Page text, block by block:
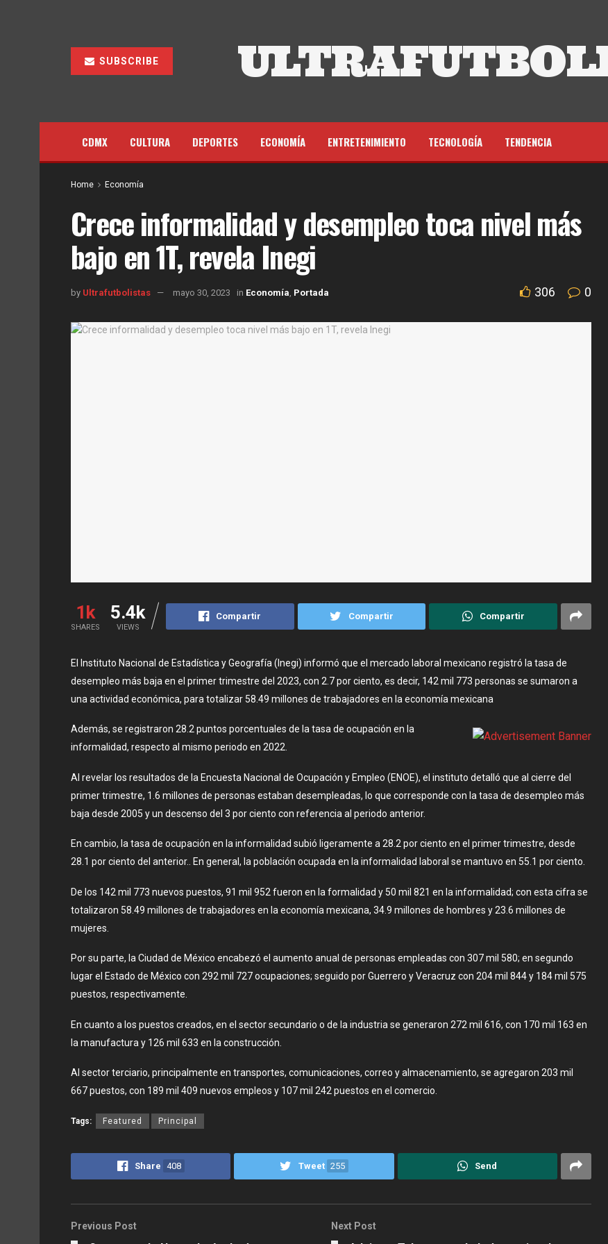
SUBSCRIBE
CDMX CULTURA DEPORTES ECONOMÍA ENTRETENIMIENTO TECNOLOGÍA TENDENCIA
Home Economía
Crece informalidad y desempleo toca nivel más
bajo en 1T, revela Inegi
by Ultrafutbolistas mayo 30, 2023 in Economía Portada 306 0
1k
SHARES
5.4k
VIEWS
Compartir Compartir Compartir
El Instituto Nacional de Estadística y Geografía (Inegi) informó que el mercado laboral mexicano registró la tasa de
desempleo más baja en el primer trimestre del 2023, con 2.7 por ciento, es decir, 142 mil 773 personas se sumaron a
una actividad económica, para totalizar 58.49 millones de trabajadores en la economía mexicana
Además, se registraron 28.2 puntos porcentuales de la tasa de ocupación en la
informalidad, respecto al mismo periodo en 2022.
Al revelar los resultados de la Encuesta Nacional de Ocupación y Empleo (ENOE), el instituto detalló que al cierre del
primer trimestre, 1.6 millones de personas estaban desempleadas, lo que corresponde con la tasa de desempleo más
baja desde 2005 y un descenso del 3 por ciento con referencia al periodo anterior.
En cambio, la tasa de ocupación en la informalidad subió ligeramente a 28.2 por ciento en el primer trimestre, desde
28.1 por ciento del anterior.. En general, la población ocupada en la informalidad laboral se mantuvo en 55.1 por ciento.
De los 142 mil 773 nuevos puestos, 91 mil 952 fueron en la formalidad y 50 mil 821 en la informalidad; con esta cifra se
totalizaron 58.49 millones de trabajadores en la economía mexicana, 34.9 millones de hombres y 23.6 millones de
mujeres.
Por su parte, la Ciudad de México encabezó el aumento anual de personas empleadas con 307 mil 580; en segundo
lugar el Estado de México con 292 mil 727 ocupaciones; seguido por Guerrero y Veracruz con 204 mil 844 y 184 mil 575
puestos, respectivamente.
En cuanto a los puestos creados, en el sector secundario o de la industria se generaron 272 mil 616, con 170 mil 163 en
la manufactura y 126 mil 633 en la construcción.
Al sector terciario, principalmente en transportes, comunicaciones, correo y almacenamiento, se agregaron 203 mil
667 puestos, con 189 mil 409 nuevos empleos y 107 mil 242 puestos en el comercio.
Tags: Featured Principal
Share 408 Tweet 255 Send
Previous Post Next Post